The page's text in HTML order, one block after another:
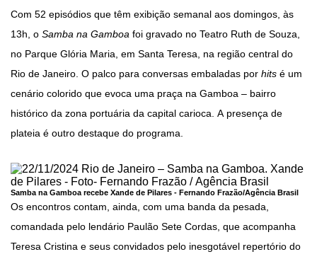
Com 52 episódios que têm exibição semanal aos domingos, às
13h, o Samba na Gamboa foi gravado no Teatro Ruth de Souza,
no Parque Glória Maria, em Santa Teresa, na região central do
Rio de Janeiro. O palco para conversas embaladas por hits é um
cenário colorido que evoca uma praça na Gamboa – bairro
histórico da zona portuária da capital carioca. A presença de
plateia é outro destaque do programa.
Samba na Gamboa recebe Xande de Pilares - Fernando Frazão/Agência Brasil
Os encontros contam, ainda, com uma banda da pesada,
comandada pelo lendário Paulão Sete Cordas, que acompanha
Teresa Cristina e seus convidados pelo inesgotável repertório do